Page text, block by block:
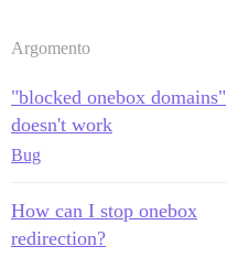
Argomento
"blocked onebox domains"
doesn't work
Bug
How can I stop onebox
redirection?